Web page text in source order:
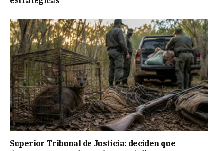
Superior Tribunal de Justicia: deciden que